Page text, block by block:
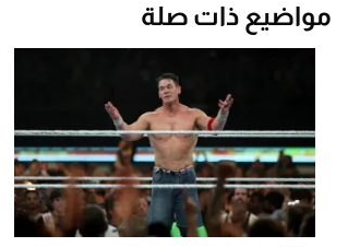
مواضيع ذات صلة